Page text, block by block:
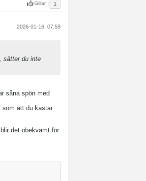
Gillar 1
2026-01-16, 07:59
sätter du inte
såna spön med
som att du kastar
det obekvämt för